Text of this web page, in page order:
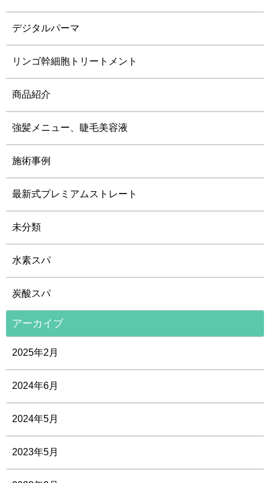
デジタルパーマ
リンゴ幹細胞トリートメント
商品紹介
強髪メニュー、睫毛美容液
施術事例
最新式プレミアムストレート
未分類
水素スパ
炭酸スパ
アーカイブ
2025年2月
2024年6月
2024年5月
2023年5月